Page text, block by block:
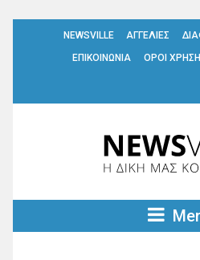
NEWSVILLE ΑΓΓΕΛΙΕΣ
ΕΠΙΚΟΙΝΩΝΙΑ
ΟΡΟΙ